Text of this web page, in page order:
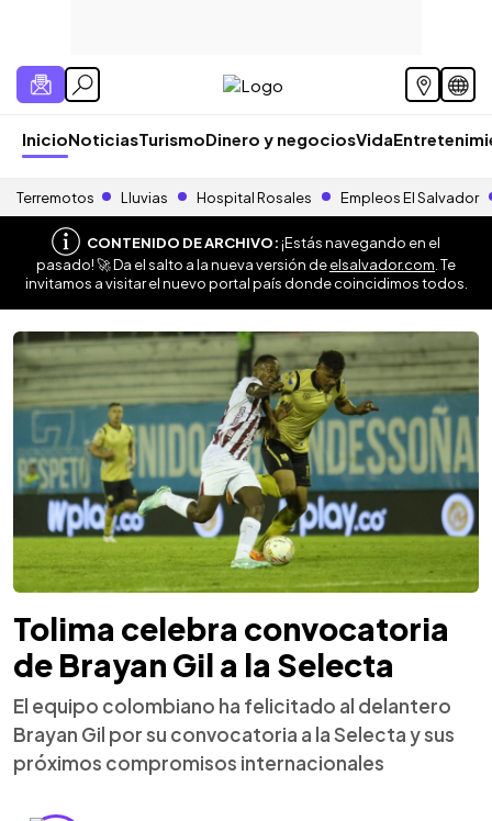
InicioNoticiasTurismoDinero y negociosVida
Terremotos Lluvias Hospital Rosales Empleos El Salvador
CONTENIDO DE ARCHIVO:¡Estás navegando en el
pasado! 🚀 Da el salto a la nueva versión deelsalvador.com . Te
invitamos a visitar el nuevo portal país donde coincidimos todos.
Tolima celebra convocatoria
de Brayan Gil a la Selecta
El equipo colombiano ha felicitado al delantero
Brayan Gil por su convocatoria a la Selecta y sus
próximos compromisos internacionales